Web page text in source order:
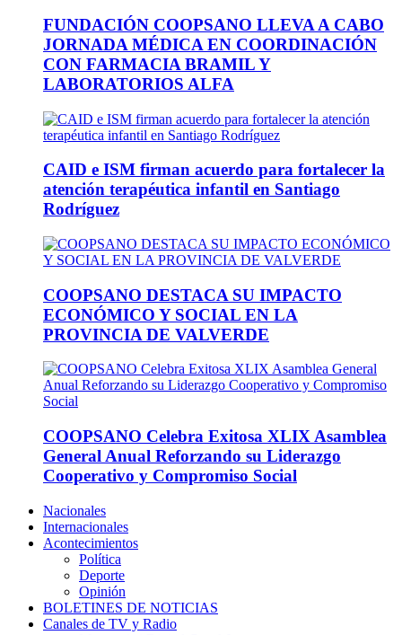
FUNDACIÓN COOPSANO LLEVA A CABO
JORNADA MÉDICA EN COORDINACIÓN
CON FARMACIA BRAMIL Y
LABORATORIOS ALFA
CAID e ISM firman acuerdo para fortalecer la
atención terapéutica infantil en Santiago
Rodríguez
COOPSANO DESTACA SU IMPACTO
ECONÓMICO Y SOCIAL EN LA
PROVINCIA DE VALVERDE
COOPSANO Celebra Exitosa XLIX Asamblea
General Anual Reforzando su Liderazgo
Cooperativo y Compromiso Social
Nacionales
Internacionales
Acontecimientos
Política
Deporte
Opinión
BOLETINES DE NOTICIAS
Canales de TV y Radio